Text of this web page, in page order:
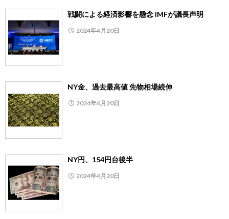
戦闘による経済影響を懸念 IMFが議長声明
2024年4月20日
NY金、過去最高値 先物相場続伸
2024年4月20日
NY円、154円台後半
2024年4月20日